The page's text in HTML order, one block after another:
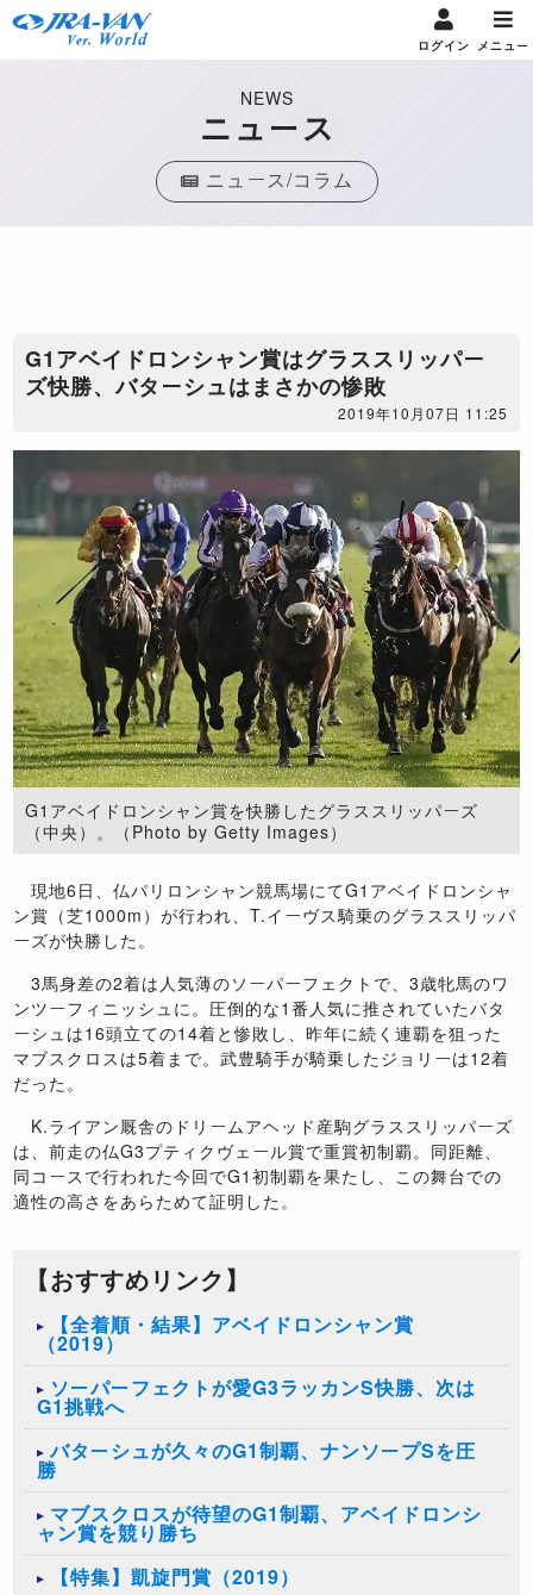
ログイン メニュー
NEWS
ニュース
ニュース/コラム
G1アベイドロンシャン賞はグラススリッパー
ズ快勝、バターシュはまさかの惨敗
2019年10月07日 11:25
G1アベイドロンシャン賞を快勝したグラススリッパーズ
（中央）。（Photo by Getty Images）
現地6日、仏パリロンシャン競馬場にてG1アベイドロンシャ
ン賞（芝1000m）が行われ、T.イーヴス騎乗のグラススリッパ
ーズが快勝した。
3馬身差の2着は人気薄のソーパーフェクトで、3歳牝馬のワ
ンツーフィニッシュに。圧倒的な1番人気に推されていたバタ
ーシュは16頭立ての14着と惨敗し、昨年に続く連覇を狙った
マブスクロスは5着まで。武豊騎手が騎乗したジョリーは12着
だった。
K.ライアン厩舎のドリームアヘッド産駒グラススリッパーズ
は、前走の仏G3プティクヴェール賞で重賞初制覇。同距離、
同コースで行われた今回でG1初制覇を果たし、この舞台での
適性の高さをあらためて証明した。
【おすすめリンク】
【全着順・結果】アベイドロンシャン賞
（2019）
ソーパーフェクトが愛G3ラッカンS快勝、次は
G1挑戦へ
バターシュが久々のG1制覇、ナンソープSを圧
勝
マブスクロスが待望のG1制覇、アベイドロンシ
ャン賞を競り勝ち
【特集】凱旋門賞（2019）